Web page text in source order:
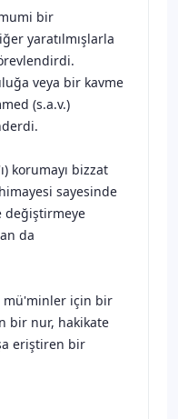
bir
yaratılmışlarla
veya bir kavme
(s.a.v.)
korumayı bizzat
sayesinde
değiştirmeye
da
mü'minler için bir
bir nur, hakikate
eriştiren bir